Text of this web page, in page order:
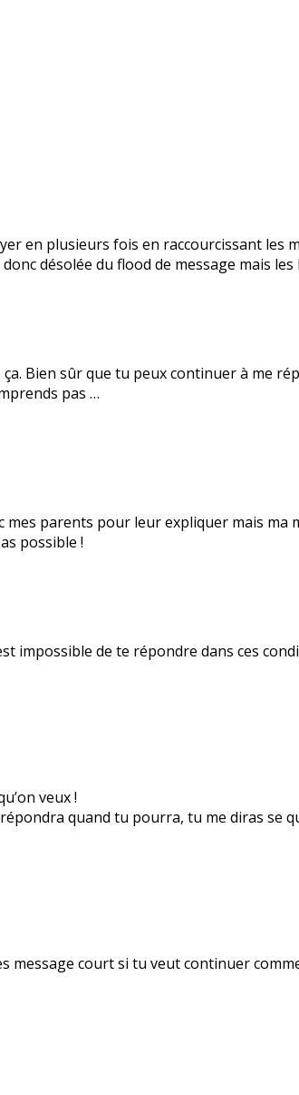
en plusieurs fois en raccourcissant les
désolée du flood de message mais
Bien sûr que tu peux continuer à me
pas …
mes parents pour leur expliquer mais ma
possible !
impossible de te répondre dans ces
veux !
quand tu pourra, tu me diras se
message court si tu veut continuer